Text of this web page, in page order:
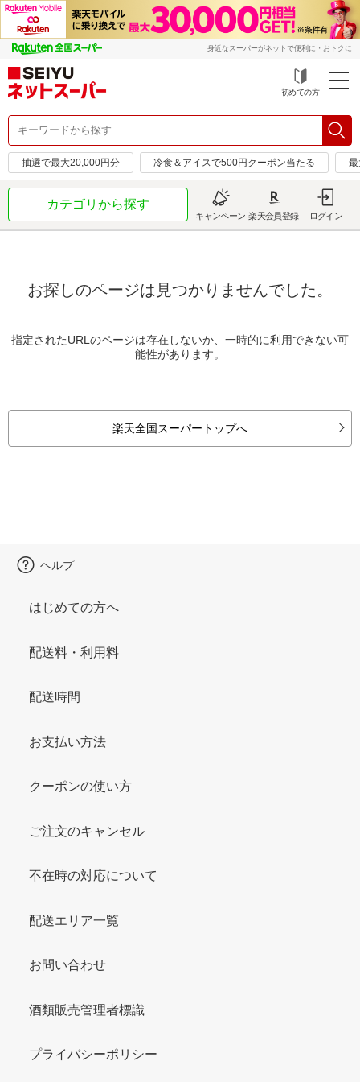
身近なスーパーがネットで便利に・おトクに
初めての方
抽選で最大20,000円分 冷食＆アイスで500円クーポン当たる
カテゴリから探す
キャンペーン 楽天会員登録 ログイン
お探しのページは見つかりませんでした。
指定されたURLのページは存在しないか、一時的に利用できない可
能性があります。
楽天全国スーパートップへ
ヘルプ
はじめての方へ
配送料・利用料
配送時間
お支払い方法
クーポンの使い方
ご注文のキャンセル
不在時の対応について
配送エリア一覧
お問い合わせ
酒類販売管理者標識
プライバシーポリシー